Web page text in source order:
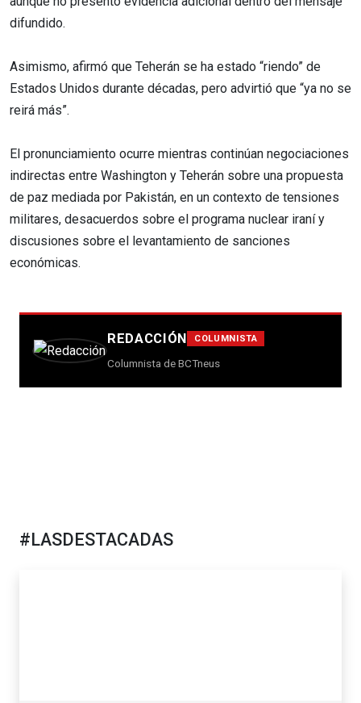
difundido.
Asimismo, afirmó que Teherán se ha estado “riendo” de
Estados Unidos durante décadas, pero advirtió que “ya no se
reirá más”.
El pronunciamiento ocurre mientras continúan negociaciones
indirectas entre Washington y Teherán sobre una propuesta
de paz mediada por Pakistán, en un contexto de tensiones
militares, desacuerdos sobre el programa nuclear iraní y
discusiones sobre el levantamiento de sanciones
económicas.
REDACCIÓN COLUMNISTA
Columnista de BCTneus
#LASDESTACADAS